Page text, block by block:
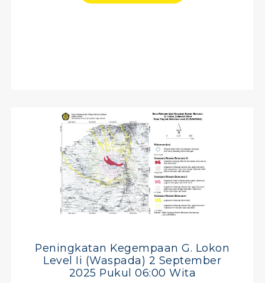
Peningkatan Kegempaan G. Lokon
Level Ii (waspada) 2 September
2025 Pukul 06:00 Wita